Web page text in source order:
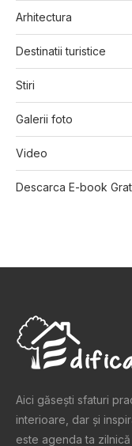
Arhitectura
Destinatii turistice
Stiri
Galerii foto
Video
Descarca E-book
Aici găsești sfaturi
interioare, dar și
este agenda ta